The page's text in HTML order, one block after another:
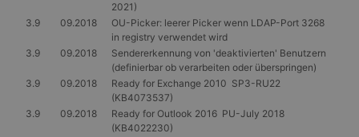
2021)
3.9
09.2018
OU-Picker: leerer Picker wenn LDAP-Port 3268
in registry verwendet wird
3.9
09.2018
Sendererkennung von 'deaktivierten' Benutzern
(definierbar ob verarbeiten oder überspringen)
3.9
09.2018
Ready for Exchange 2010 SP3-RU22
(KB4073537)
3.9
09.2018
Ready for Outlook 2016 PU-July 2018
(KB4022230)